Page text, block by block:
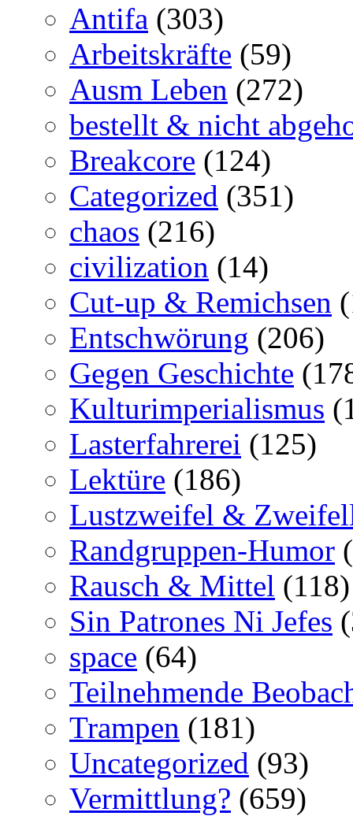
Antifa (303)
Arbeitskräfte (59)
Ausm Leben (272)
bestellt & nicht
Breakcore (124)
Categorized (351)
chaos (216)
civilization (14)
Cut-up & Remichsen
Entschwörung (206)
Gegen Geschichte
Kulturimperialismus
Lasterfahrerei (125)
Lektüre (186)
Lustzweifel &
Randgruppen-Humor
Rausch & Mittel (118)
Sin Patrones Ni Jefes
space (64)
Teilnehmende
Trampen (181)
Uncategorized (93)
Vermittlung? (659)